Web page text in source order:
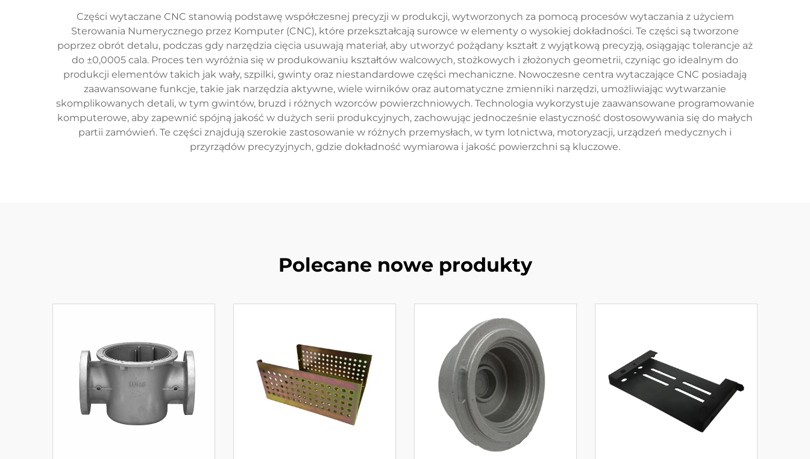
Części wytaczane CNC stanowią podstawę współczesnej precyzji w produkcji, wytworzonych za pomocą procesów wytaczania z użyciem
Sterowania Numerycznego przez Komputer (CNC), które przekształcają surowce w elementy o wysokiej dokładności. Te części są tworzone
poprzez obrót detalu, podczas gdy narzędzia cięcia usuwają materiał, aby utworzyć pożądany kształt z wyjątkową precyzją, osiągając tolerancje aż
do ±0,0005 cala. Proces ten wyróżnia się w produkowaniu kształtów walcowych, stożkowych i złożonych geometrii, czyniąc go idealnym do
produkcji elementów takich jak wały, szpilki, gwinty oraz niestandardowe części mechaniczne. Nowoczesne centra wytaczające CNC posiadają
zaawansowane funkcje, takie jak narzędzia aktywne, wiele wirników oraz automatyczne zmienniki narzędzi, umożliwiając wytwarzanie
skomplikowanych detali, w tym gwintów, bruzd i różnych wzorców powierzchniowych. Technologia wykorzystuje zaawansowane programowanie
komputerowe, aby zapewnić spójną jakość w dużych serii produkcyjnych, zachowując jednocześnie elastyczność dostosowywania się do małych
partii zamówień. Te części znajdują szerokie zastosowanie w różnych przemysłach, w tym lotnictwa, motoryzacji, urządzeń medycznych i
przyrządów precyzyjnych, gdzie dokładność wymiarowa i jakość powierzchni są kluczowe.
Polecane nowe produkty